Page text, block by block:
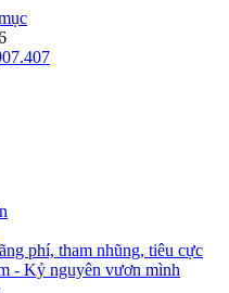
phí, tham nhũng, tiêu cực
- Kỷ nguyên vươn mình